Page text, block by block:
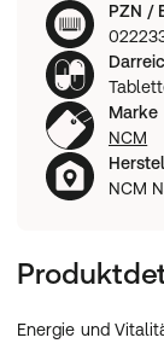
PZN /
Marke
NCM
NCM
Energie und